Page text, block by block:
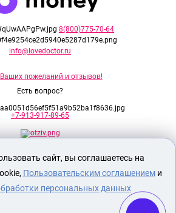
8(800)775-70-64
info@lovedoctor.ru
пожеланий и отзывов!
Есть вопрос?
+7-913-917-89-65
Доктор Любви предназначен
для лиц старше 18 лет!
имеет знак EAC
соответствия.
сайт, вы соглашаетесь на
Пользовательским соглашениеми
персональных данных